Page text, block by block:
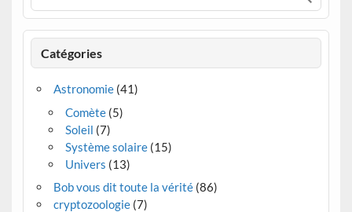
Catégories
Astronomie(41)
Comète(5)
Soleil (7)
Système solaire(15)
Univers (13)
Bob vous dit toute la vérité(86)
cryptozoologie(7)